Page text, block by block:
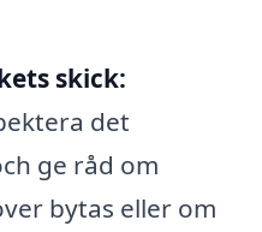
skick:
det
ge råd om
bytas eller om